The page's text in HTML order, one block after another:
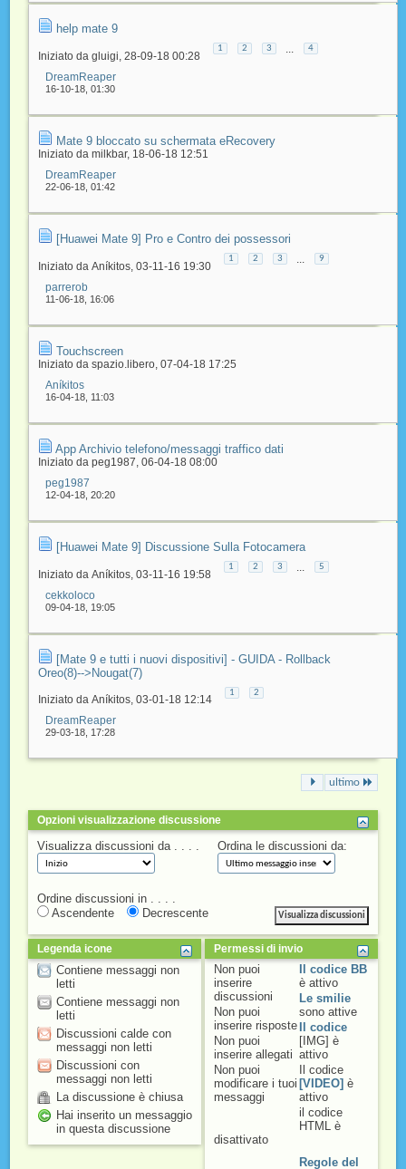
help mate 9
Iniziato dagluigi‎, 28-09-18 00:28
1 2 3 ... 4
DreamReaper
16-10-18, 01:30
Mate 9 bloccato su schermata eRecovery
Iniziato damilkbar‎, 18-06-18 12:51
DreamReaper
22-06-18, 01:42
[Huawei Mate 9] Pro e Contro dei possessori
Iniziato daAníkitos‎, 03-11-16 19:30
1 2 3 ... 9
parrerob
11-06-18, 16:06
Touchscreen
Iniziato daspazio.libero‎, 07-04-18 17:25
Aníkitos
16-04-18, 11:03
App Archivio telefono/messaggi traffico dati
Iniziato dapeg1987‎, 06-04-18 08:00
peg1987
12-04-18, 20:20
[Huawei Mate 9] Discussione Sulla Fotocamera
Iniziato daAníkitos‎, 03-11-16 19:58
1 2 3 ... 5
cekkoloco
09-04-18, 19:05
[Mate 9 e tutti i nuovi dispositivi] - GUIDA - Rollback
Oreo(8)-->Nougat(7)
Iniziato daAníkitos‎, 03-01-18 12:14
1 2
DreamReaper
29-03-18, 17:28
ultimo
Opzioni visualizzazione discussione
Visualizza discussioni da . . . . Ordina le discussioni da:
Ordine discussioni in . . . .
Ascendente
Decrescente
Legenda icone
Contiene messaggi non
letti
Contiene messaggi non
letti
Discussioni calde con
messaggi non letti
Discussioni con
messaggi non letti
La discussione è chiusa
Hai inserito un messaggio
in questa discussione
Permessi di invio
Non puoi
inserire
discussioni
Non puoi
inserire risposte
Non puoi
inserire allegati
Non puoi
modificare i tuoi
messaggi
Il codice BB
è attivo
Le smilie
sono attive
Il codice
[IMG] è
attivo
Il codice
[VIDEO] è
attivo
il codice
HTML è
disattivato
Regole del